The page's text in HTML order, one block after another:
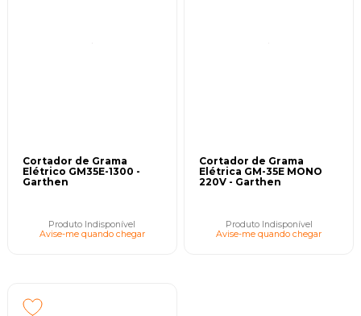
Cortador de Grama
Elétrico GM35E-1300 -
Garthen
Produto Indisponível
Avise-me quando chegar
Cortador de Grama
Elétrica GM-35E MONO
220V - Garthen
Produto Indisponível
Avise-me quando chegar